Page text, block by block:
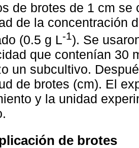
de brotes de 1 cm
de la concentración
(0.5 g L-1). Se
que contenían 30
un subcultivo.
de brotes (cm). El
y la unidad
de brotes